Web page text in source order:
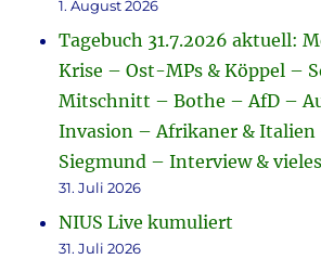
1. August 2026
Tagebuch 31.7.2026 aktuell:
Krise – Ost-MPs & Köppel –
Mitschnitt – Bothe – AfD –
Invasion – Afrikaner & Italien
Siegmund – Interview &
31. Juli 2026
NIUS Live kumuliert
31. Juli 2026